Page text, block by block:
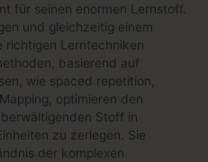
für seinen enormen Lernstoff.
und gleichzeitig einem
richtigen Lerntechniken
basierend auf
wie spaced repetition,
optimieren den
Stoff in
zu zerlegen. Sie
der komplexen